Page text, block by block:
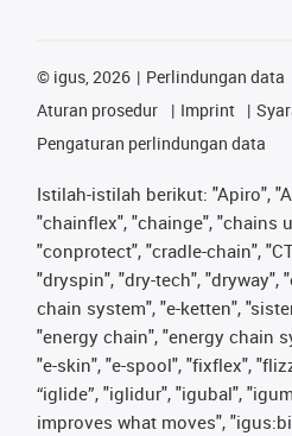
© igus, 2026 Perlindungan data
Aturan prosedur
Imprint
Pengaturan perlindungan data
Istilah-istilah berikut: "Apiro",
"chainflex", "chainge", "chains
"conprotect", "cradle-chain",
"dryspin", "dry-tech", "dryway",
chain system", "e-ketten",
"energy chain", "energy chain
"e-skin", "e-spool", "fixflex",
“iglide”, "iglidur", "igubal",
improves what moves",